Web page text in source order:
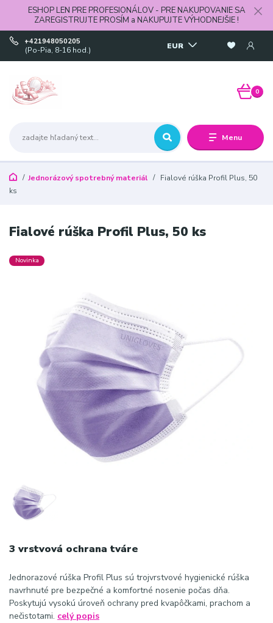
ESHOP LEN PRE PROFESIONÁLOV - PRE NAKUPOVANIE SA
ZAREGISTRUJTE PROSÍM a NAKUPUJTE VÝHODNEJŠIE !
Menu
EUR
+421948050205
(Po-Pia, 8-16 hod.)
0
Jednorázový spotrebný materiál
Fialové rúška Profil Plus, 50
ks
Fialové rúška Profil Plus, 50 ks
Novinka
3 vrstvová ochrana tváre
Jednorazové rúška Profil Plus sú trojvrstvové hygienické rúška
navrhnuté pre bezpečné a komfortné nosenie počas dňa.
Poskytujú vysokú úroveň ochrany pred kvapôčkami, prachom a
nečistotami. celý popis